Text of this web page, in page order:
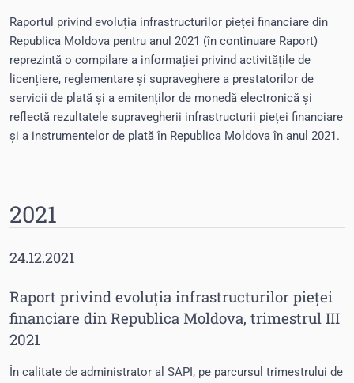
Raportul privind evoluția infrastructurilor pieței financiare din
Republica Moldova pentru anul 2021 (în continuare Raport)
reprezintă o compilare a informației privind activitățile de
licențiere, reglementare și supraveghere a prestatorilor de
servicii de plată și a emitenților de monedă electronică și
reflectă rezultatele supravegherii infrastructurii pieței financiare
și a instrumentelor de plată în Republica Moldova în anul 2021.
2021
24.12.2021
Raport privind evoluția infrastructurilor pieței
financiare din Republica Moldova, trimestrul III
2021
În calitate de administrator al SAPI, pe parcursul trimestrului de